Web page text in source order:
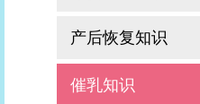
产后恢复知识
催乳知识